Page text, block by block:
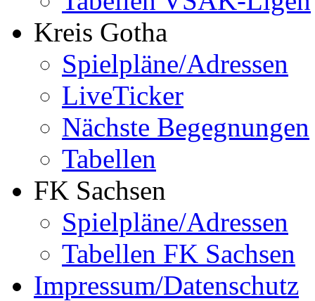
Kreis Gotha
Spielpläne/Adressen
LiveTicker
Nächste Begegnungen
Tabellen
FK Sachsen
Spielpläne/Adressen
Tabellen FK Sachsen
Impressum/Datenschutz